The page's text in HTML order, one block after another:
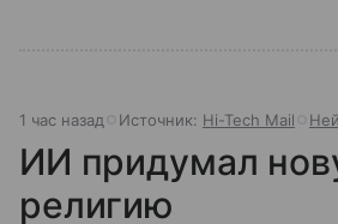
1 час назад Источник: Hi-Tech Mail
ИИ придумал
религию